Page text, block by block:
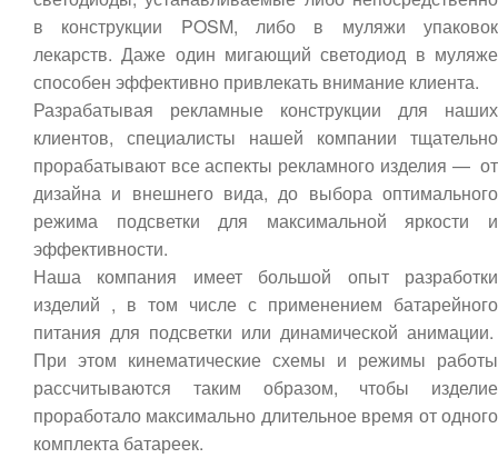
в конструкции POSM, либо в муляжи упаковок
лекарств. Даже один мигающий светодиод в муляже
способен эффективно привлекать внимание клиента.
Разрабатывая рекламные конструкции для наших
клиентов, специалисты нашей компании тщательно
прорабатывают все аспекты рекламного изделия — от
дизайна и внешнего вида, до выбора оптимального
режима подсветки для максимальной яркости и
эффективности.
Наша компания имеет большой опыт разработки
изделий , в том числе с применением батарейного
питания для подсветки или динамической анимации.
При этом кинематические схемы и режимы работы
рассчитываются таким образом, чтобы изделие
проработало максимально длительное время от одного
комплекта батареек.